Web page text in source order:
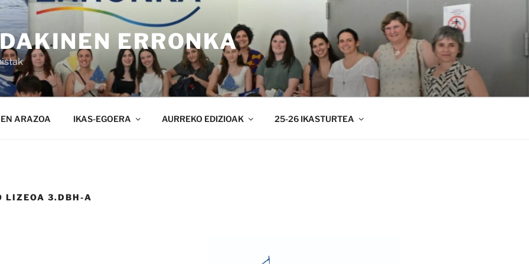
ERRONKA
ARAZOA IKAS-EGOERA AURREKO EDIZIOAK 25-26 IKASTURTEA
LIZEOA 3.DBH-A